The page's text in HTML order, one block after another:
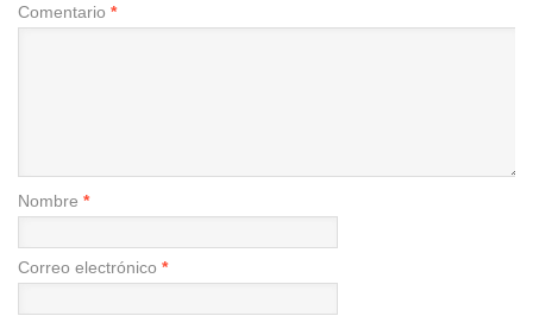
Comentario *
Nombre *
Correo electrónico *